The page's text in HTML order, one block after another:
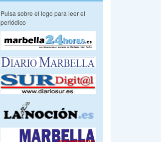
Pulsa sobre el logo para leer el
periódico